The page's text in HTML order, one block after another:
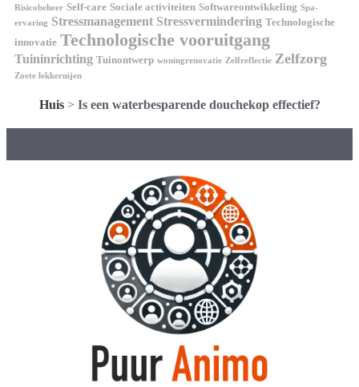
Risicobeheer Self-care Sociale activiteiten Softwareontwikkeling Spa-
ervaring Stressmanagement Stressvermindering Technologische
innovatie Technologische vooruitgang
Tuininrichting Tuinontwerp woningrenovatie Zelfreflectie Zelfzorg
Zoete lekkernijen
Huis> Is een waterbesparende douchekop effectief?